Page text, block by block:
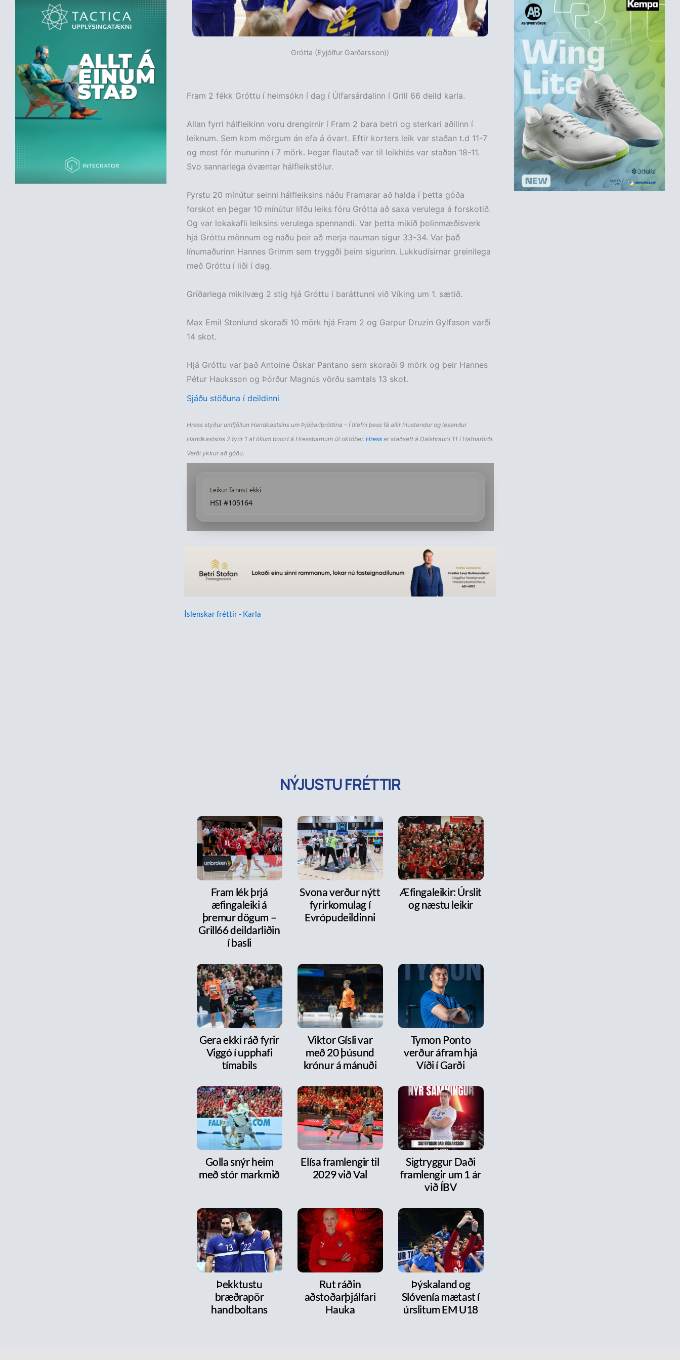
Grótta (Eyjólfur Garðarsson))
Fram 2 fékk Gróttu í heimsókn í dag í Úlfarsárdalinn í Grill 66 deild karla.
Allan fyrri hálfleikinn voru drengirnir í Fram 2 bara betri og sterkari aðilinn í
leiknum. Sem kom mörgum án efa á óvart. Eftir korters leik var staðan t.d 11-7
og mest fór munurinn í 7 mörk. Þegar flautað var til leikhlés var staðan 18-11.
Svo sannarlega óvæntar hálfleikstölur.
Fyrstu 20 mínútur seinni hálfleiksins náðu Framarar að halda í þetta góða
forskot en þegar 10 mínútur lifðu leiks fóru Grótta að saxa verulega á forskotið.
Og var lokakafli leiksins verulega spennandi. Var þetta mikið þolinmæðisverk
hjá Gróttu mönnum og náðu þeir að merja nauman sigur 33-34. Var það
línumaðurinn Hannes Grimm sem tryggði þeim sigurinn. Lukkudísirnar greinilega
með Gróttu í liði í dag.
Gríðarlega mikilvæg 2 stig hjá Gróttu í baráttunni við Víking um 1. sætið.
Max Emil Stenlund skoraði 10 mörk hjá Fram 2 og Garpur Druzin Gylfason varði
14 skot.
Hjá Gróttu var það Antoine Óskar Pantano sem skoraði 9 mörk og þeir Hannes
Pétur Hauksson og Þórður Magnús vörðu samtals 13 skot.
Sjáðu stöðuna í deildinni
Hress styður umfjöllun Handkastsins um Þjóðaríþróttina - Í tilefni þess fá allir hlustendur og lesendur
Handkastsins 2 fyrir 1 af öllum boozt á Hressbarnum út október. Hresser staðsett á Dalshrauni 11 í Hafnarfirði.
Verði ykkur að góðu.
Leikur fannst ekki
HSI #105164
Íslenskar fréttir - Karla
NÝJUSTU FRÉTTIR
Fram lék þrjá
æfingaleiki á
þremur dögum –
Grill66 deildarliðin
í basli
Svona verður nýtt
fyrirkomulag í
Evrópudeildinni
Æfingaleikir: Úrslit
og næstu leikir
Gera ekki ráð fyrir
Viggó í upphafi
tímabils
Viktor Gísli var
með 20 þúsund
krónur á mánuði
Tymon Ponto
verður áfram hjá
Víði í Garði
Golla snýr heim
með stór markmið
Elísa framlengir til
2029 við Val
Sigtryggur Daði
framlengir um 1 ár
við ÍBV
Þekktustu
bræðrapör
handboltans
Rut ráðin
aðstoðarþjálfari
Hauka
Þýskaland og
Slóvenía mætast í
úrslitum EM U18